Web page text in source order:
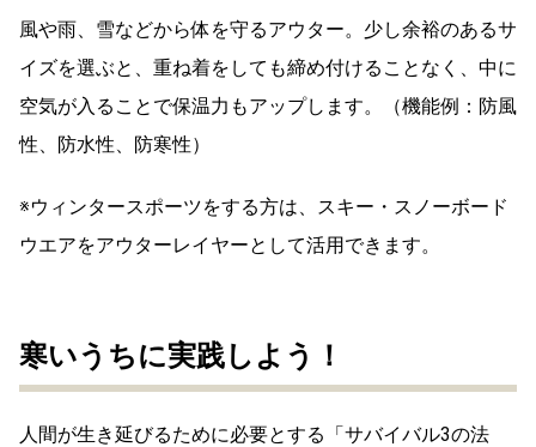
風や雨、雪などから体を守るアウター。少し余裕のあるサ
イズを選ぶと、重ね着をしても締め付けることなく、中に
空気が入ることで保温力もアップします。
（機能例：防風
性、防水性、防寒性）
※ウィンタースポーツをする方は、スキー・スノーボード
ウエアをアウターレイヤーとして活用できます。
寒いうちに実践しよう！
人間が生き延びるために必要とする「サバイバル3の法